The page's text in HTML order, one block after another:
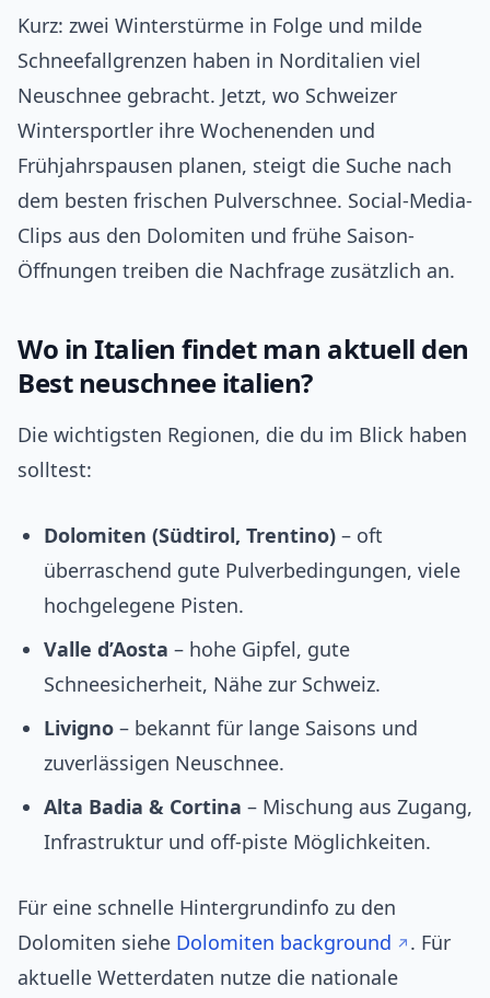
Kurz: zwei Winterstürme in Folge und milde
Schneefallgrenzen haben in Norditalien viel
Neuschnee gebracht. Jetzt, wo Schweizer
Wintersportler ihre Wochenenden und
Frühjahrspausen planen, steigt die Suche nach
dem besten frischen Pulverschnee. Social-Media-
Clips aus den Dolomiten und frühe Saison-
Öffnungen treiben die Nachfrage zusätzlich an.
Wo in Italien findet man aktuell den
Best neuschnee italien?
Die wichtigsten Regionen, die du im Blick haben
solltest:
Dolomiten (Südtirol, Trentino) – oft
überraschend gute Pulverbedingungen, viele
hochgelegene Pisten.
Valle d’Aosta – hohe Gipfel, gute
Schneesicherheit, Nähe zur Schweiz.
Livigno – bekannt für lange Saisons und
zuverlässigen Neuschnee.
Alta Badia & Cortina – Mischung aus Zugang,
Infrastruktur und off-piste Möglichkeiten.
Für eine schnelle Hintergrundinfo zu den
Dolomiten siehe Dolomiten background
. Für
aktuelle Wetterdaten nutze die nationale